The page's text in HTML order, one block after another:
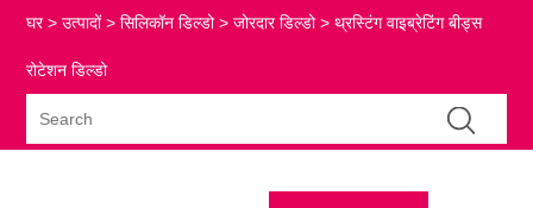
घर > उत्पादों>सिलिकॉन डिल्डो>जोरदार डिल्डो> थ्रस्टिंग वाइब्रेटिंग बीड्स
रोटेशन डिल्डो